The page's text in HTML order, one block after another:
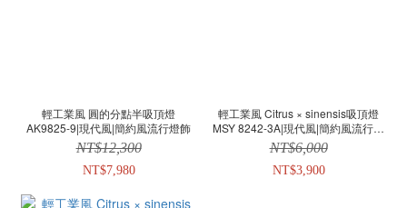
輕工業風 圓的分點半吸頂燈
AK9825-9|現代風|簡約風流行燈飾
NT$12,300
NT$7,980
輕工業風 Citrus × sinensis吸頂燈
MSY 8242-3A|現代風|簡約風流行燈
飾
NT$6,000
NT$3,900